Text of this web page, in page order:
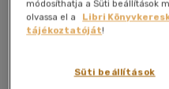
Kívánságlistához adom
Hódmezővásárhely M.j.v.p.h.
módosíthatja a Süti beállítások
olvassa el a
Libri
tájékoztatóját!
Süti beállítások